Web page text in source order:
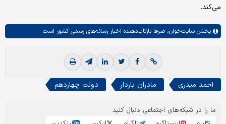
می‌کند.
بخش سایت‌خوان، صرفا بازتاب‌دهنده اخبار رسانه‌های رسمی کشور است.
احمد میدری مادران باردار دولت چهاردهم
ما را در شبکه‌های اجتماعی دنبال کنید